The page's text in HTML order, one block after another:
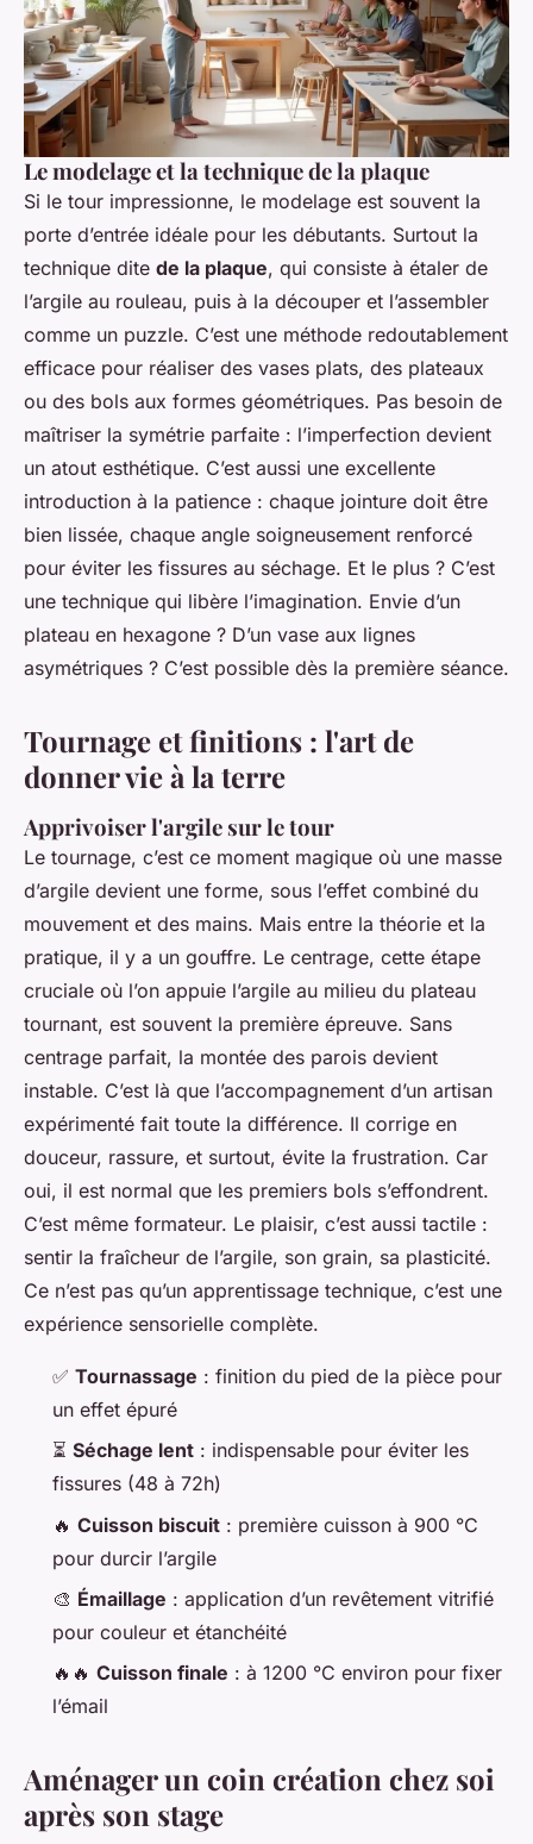
Le modelage et la technique de la plaque
Si le tour impressionne, le modelage est souvent la
porte d’entrée idéale pour les débutants. Surtout la
technique dite de la plaque, qui consiste à étaler de
l’argile au rouleau, puis à la découper et l’assembler
comme un puzzle. C’est une méthode redoutablement
efficace pour réaliser des vases plats, des plateaux
ou des bols aux formes géométriques. Pas besoin de
maîtriser la symétrie parfaite : l’imperfection devient
un atout esthétique. C’est aussi une excellente
introduction à la patience : chaque jointure doit être
bien lissée, chaque angle soigneusement renforcé
pour éviter les fissures au séchage. Et le plus ? C’est
une technique qui libère l’imagination. Envie d’un
plateau en hexagone ? D’un vase aux lignes
asymétriques ? C’est possible dès la première séance.
Tournage et finitions : l'art de
donner vie à la terre
Apprivoiser l'argile sur le tour
Le tournage, c’est ce moment magique où une masse
d’argile devient une forme, sous l’effet combiné du
mouvement et des mains. Mais entre la théorie et la
pratique, il y a un gouffre. Le centrage, cette étape
cruciale où l’on appuie l’argile au milieu du plateau
tournant, est souvent la première épreuve. Sans
centrage parfait, la montée des parois devient
instable. C’est là que l’accompagnement d’un artisan
expérimenté fait toute la différence. Il corrige en
douceur, rassure, et surtout, évite la frustration. Car
oui, il est normal que les premiers bols s’effondrent.
C’est même formateur. Le plaisir, c’est aussi tactile :
sentir la fraîcheur de l’argile, son grain, sa plasticité.
Ce n’est pas qu’un apprentissage technique, c’est une
expérience sensorielle complète.
✅ Tournassage : finition du pied de la pièce pour
un effet épuré
⏳ Séchage lent : indispensable pour éviter les
fissures (48 à 72h)
🔥 Cuisson biscuit : première cuisson à 900 °C
pour durcir l’argile
🎨 Émaillage : application d’un revêtement vitrifié
pour couleur et étanchéité
🔥🔥 Cuisson finale : à 1200 °C environ pour fixer
l’émail
Aménager un coin création chez soi
après son stage